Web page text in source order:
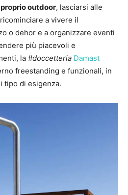
outdoor, lasciarsi alle
a vivere il
o dehor e a organizzare eventi
più piacevoli e
la #doccetteria Damast
freestanding e funzionali, in
tipo di esigenza.